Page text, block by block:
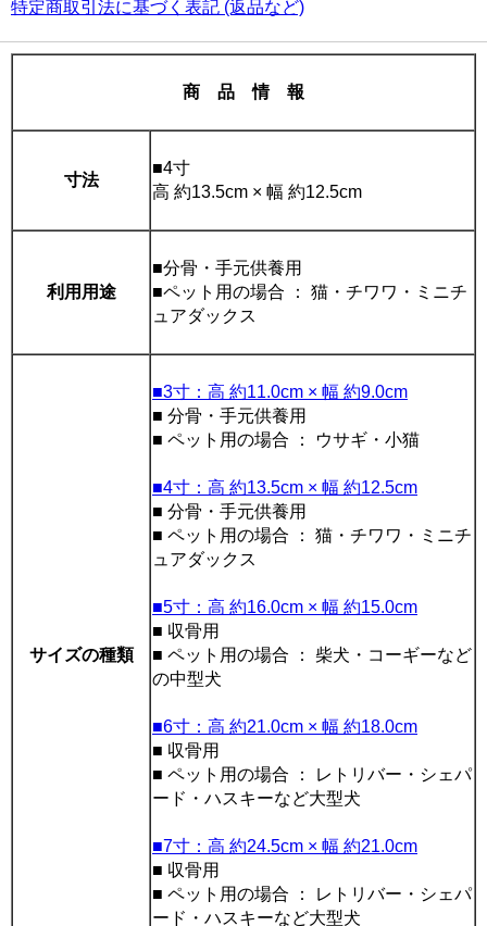
特定商取引法に基づく表記 (返品など)
商 品 情 報
寸法
■4寸
高 約13.5cm × 幅 約12.5cm
利用用途
■分骨・手元供養用
■ペット用の場合 ： 猫・チワワ・ミニチ
ュアダックス
サイズの種類
■3寸：高 約11.0cm × 幅 約9.0cm
■ 分骨・手元供養用
■ ペット用の場合 ： ウサギ・小猫
■4寸：高 約13.5cm × 幅 約12.5cm
■ 分骨・手元供養用
■ ペット用の場合 ： 猫・チワワ・ミニチ
ュアダックス
■5寸：高 約16.0cm × 幅 約15.0cm
■ 収骨用
■ ペット用の場合 ： 柴犬・コーギーなど
の中型犬
■6寸：高 約21.0cm × 幅 約18.0cm
■ 収骨用
■ ペット用の場合 ： レトリバー・シェパ
ード・ハスキーなど大型犬
■7寸：高 約24.5cm × 幅 約21.0cm
■ 収骨用
■ ペット用の場合 ： レトリバー・シェパ
ード・ハスキーなど大型犬